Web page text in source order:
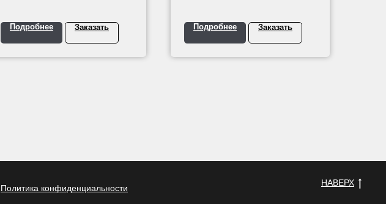
Подробнее Заказать Подробнее Заказать
Политика конфиденциальности
НАВЕРХ